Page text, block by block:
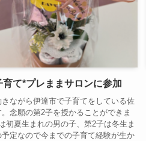
育て*プレままサロンに参加
ながら伊達市で子育てをしている佐
念願の第2子を授かることができま
初夏生まれの男の子、第2子は冬生ま
定なので今までの子育て経験が生か